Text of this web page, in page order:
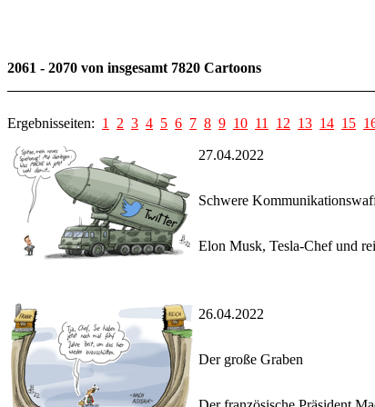
2061 - 2070 von insgesamt 7820 Cartoons
Ergebnisseiten: 1 2 3 4 5 6 7 8 9 10 11 12 13 14 15
27.04.2022
Schwere
Elon Musk, Tesla-Chef und
26.04.2022
Der große Graben